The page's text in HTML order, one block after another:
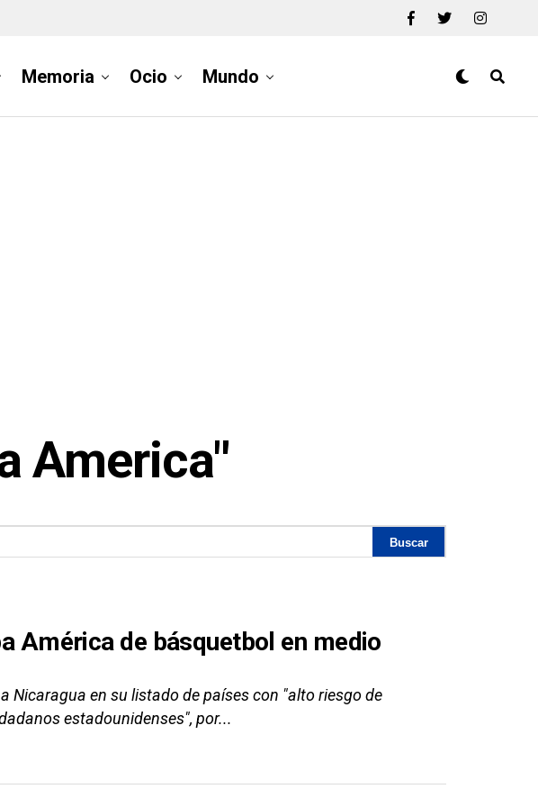
Memoria Ocio Mundo
America"
América de básquetbol en medio
Nicaragua en su listado de países con "alto riesgo de
estadounidenses", por...